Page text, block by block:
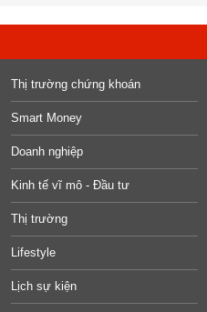
Thị trường chứng khoán
Smart Money
Doanh nghiệp
Kinh tế vĩ mô - Đầu tư
Thị trường
Lifestyle
Lịch sự kiện